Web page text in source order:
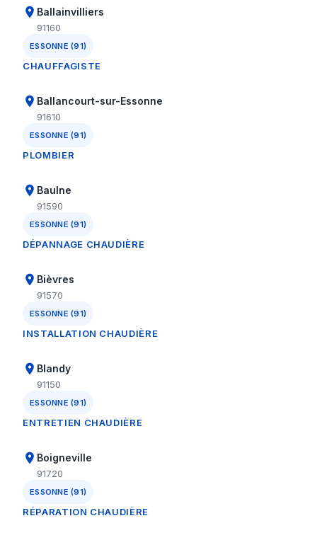
Ballainvilliers
91160
ESSONNE (91)
CHAUFFAGISTE
Ballancourt-sur-Essonne
91610
ESSONNE (91)
PLOMBIER
Baulne
91590
ESSONNE (91)
DÉPANNAGE CHAUDIÈRE
Bièvres
91570
ESSONNE (91)
INSTALLATION CHAUDIÈRE
Blandy
91150
ESSONNE (91)
ENTRETIEN CHAUDIÈRE
Boigneville
91720
ESSONNE (91)
RÉPARATION CHAUDIÈRE